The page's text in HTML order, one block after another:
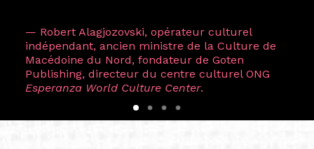
— Robert Alagjozovski, opérateur culturel
indépendant, ancien ministre de la Culture de
Macédoine du Nord, fondateur de Goten
Publishing, directeur du centre culturel ONG
Esperanza World Culture Center.